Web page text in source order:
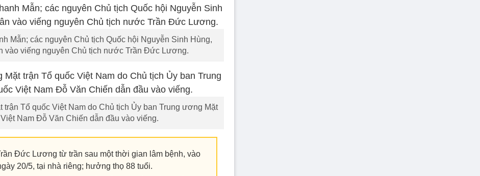
Mẫn; các nguyên Chủ tịch Quốc hội Nguyễn Sinh Hùng,
vào viếng nguyên Chủ tịch nước Trần Đức Lương.
Tổ quốc Việt Nam do Chủ tịch Ủy ban Trung ương Mặt
Nam Đỗ Văn Chiến dẫn đầu vào viếng.
Đức Lương từ trần sau một thời gian lâm bệnh, vào
20/5, tại nhà riêng; hưởng thọ 88 tuổi.